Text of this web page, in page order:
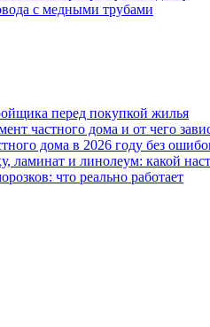
с медными трубами
перед покупкой жилья
частного дома и от чего
дома в 2026 году без
ламинат и линолеум: какой
что реально работает